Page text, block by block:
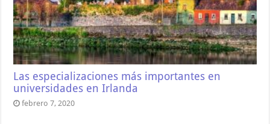
Las especializaciones más importantes en
universidades en Irlanda
febrero 7, 2020